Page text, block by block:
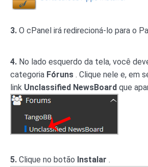
3. O cPanel irá redirecioná-lo para o
4. No lado esquerdo da tela, você
categoria Fóruns . Clique nele e, em
link Unclassified NewsBoard que
5. Clique no botão Instalar .